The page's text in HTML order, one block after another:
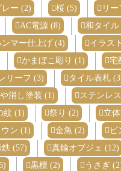
ー (2) 桜 (5)
リ
AC電源 (8)
和タイル
ンマー仕上げ (4)
イラス
かまぼこ彫り (1)
宅
リーフ (3) タイル表札
消し塗装 (1)
ステンレ
紋 (1) 祭り (2)
立
ン (1) 金魚 (2)
ピ
鉄 (57)
真鍮オブジェ (12)
黒檀 (2) うさぎ